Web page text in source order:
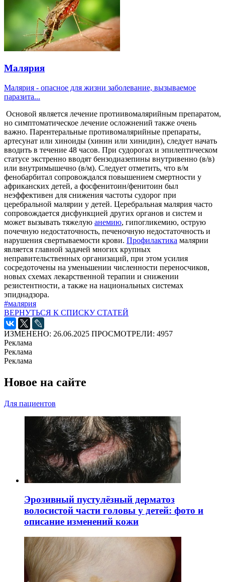
Малярия
Малярия - опасное для жизни заболевание, вызываемое
паразита...
Основой является лечение протиивомалярийным препаратом,
но симптоматическое лечение осложнений также очень
важно. Парентеральные противомалярийные препараты,
артесунат или хиноиды (хинин или хинидин), следует начать
вводить в течение 48 часов. При судорогах и эпилептическом
статусе экстренно вводят бензодиазепины внутривенно (в/в)
или внутримышечно (в/м). Следует отметить, что в/м
фенобарбитал сопровождался повышением смертности у
африканских детей, а фосфенитоин/фенитоин был
неэффективен для снижения частоты судорог при
церебральной малярии у детей. Церебральная малярия часто
сопровождается дисфункцией других органов и систем и
может вызывать тяжелую анемию, гипогликемию, острую
почечную недостаточность, печеночную недостаточность и
нарушения свертываемости крови. Профилактика малярии
является главной задачей многих крупных
неправительственных организаций, при этом усилия
сосредоточены на уменьшении численности переносчиков,
новых схемах лекарственной терапии и снижении
резистентности, а также на национальных системах
эпиднадзора.
#малярия
ВЕРНУТЬСЯ К СПИСКУ СТАТЕЙ
ИЗМЕНЕНО: 26.06.2025 ПРОСМОТРЕЛИ: 4957
Реклама
Реклама
Реклама
Новое на сайте
Для пациентов
Эрозивный пустулёзный дерматоз
волосистой части головы у детей: фото и
описание изменений кожи